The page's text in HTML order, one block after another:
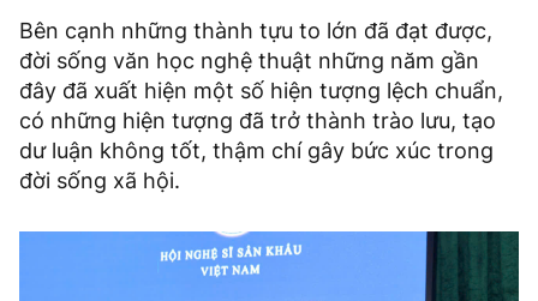
Bên cạnh những thành tựu to lớn đã đạt được,
đời sống văn học nghệ thuật những năm gần
đây đã xuất hiện một số hiện tượng lệch chuẩn,
có những hiện tượng đã trở thành trào lưu, tạo
dư luận không tốt, thậm chí gây bức xúc trong
đời sống xã hội.